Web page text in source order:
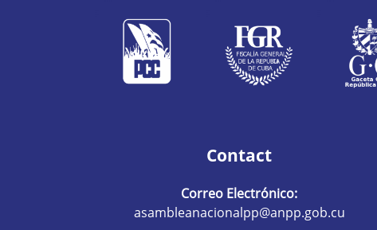
Contact
Correo Electrónico:
asambleanacionalpp@anpp.gob.cu